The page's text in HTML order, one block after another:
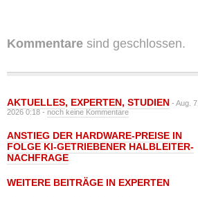
Kommentare sind geschlossen.
AKTUELLES, EXPERTEN, STUDIEN - Aug. 7,
2026 0:18 -noch keine Kommentare
ANSTIEG DER HARDWARE-PREISE IN
FOLGE KI-GETRIEBENER HALBLEITER-
NACHFRAGE
WEITERE BEITRÄGE IN EXPERTEN